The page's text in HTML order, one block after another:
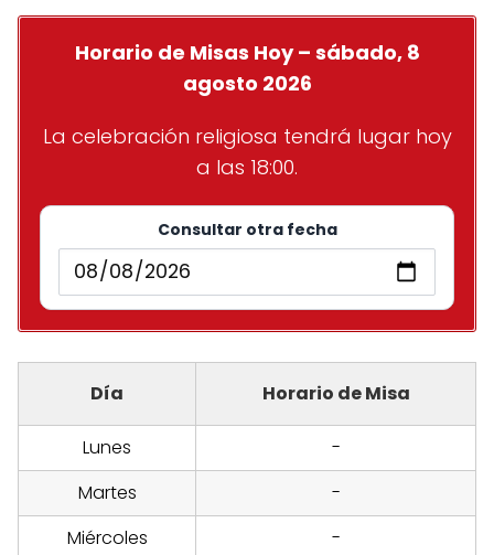
Horario de Misas Hoy – sábado, 8
agosto 2026
La celebración religiosa tendrá lugar hoy
a las 18:00.
Consultar otra fecha
Día Horario de Misa
Lunes
-
Martes
-
Miércoles
-